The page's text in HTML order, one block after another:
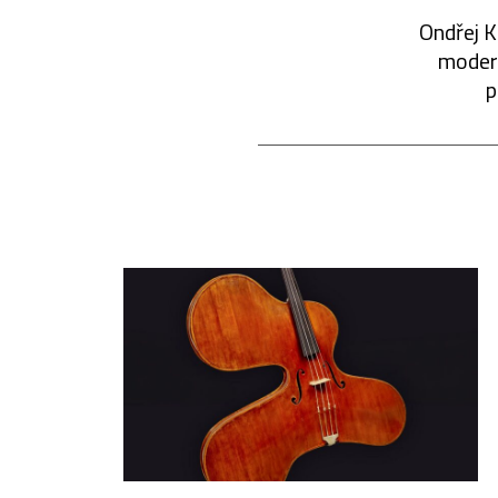
Ondřej